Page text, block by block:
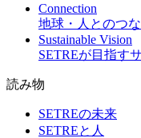
Connection
地球・人とのつな
Sustainable Vision
SETREが目指す
読み物
SETREの未来
SETREと人